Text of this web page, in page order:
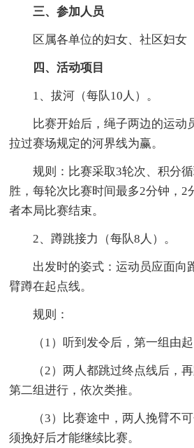
三、参加人员
区属各单位的妇女、社区妇女
四、活动项目
1、拔河（每队10人）。
比赛开始后，绳子两边的运动
拉过赛场规定的河界线为赢。
规则：比赛采取3轮次、积分
胜，每轮次比赛时间最多2分钟，2
者本局比赛结束。
2、蹲跳接力（每队8人）。
出发时的姿式：运动员应面向
臂蹲在起点线。
规则：
（1）听到发令后，第一组由
（2）两人都跳过终点线后，
第二组进行，依次类推。
（3）比赛途中，两人挽臂不
须挽好后才能继续比赛。